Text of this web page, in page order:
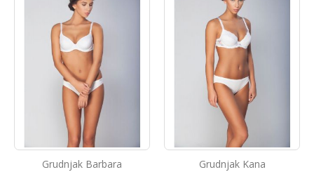
Grudnjak Barbara Grudnjak Kana